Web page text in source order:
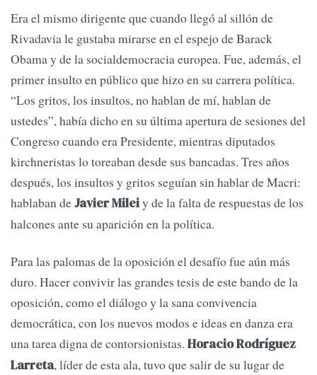
Era el mismo dirigente que cuando llegó al sillón de
Rivadavia le gustaba mirarse en el espejo de Barack
Obama y de la socialdemocracia europea. Fue, además, el
primer insulto en público que hizo en su carrera política.
“Los gritos, los insultos, no hablan de mí, hablan de
ustedes”, había dicho en su última apertura de sesiones del
Congreso cuando era Presidente, mientras diputados
kirchneristas lo toreaban desde sus bancadas. Tres años
después, los insultos y gritos seguían sin hablar de Macri:
hablaban deJavier Mileiy de la falta de respuestas de los
halcones ante su aparición en la política.
Para las palomas de la oposición el desafío fue aún más
duro. Hacer convivir las grandes tesis de este bando de la
oposición, como el diálogo y la sana convivencia
democrática, con los nuevos modos e ideas en danza era
una tarea digna de contorsionistas. Horacio Rodríguez
Larreta, líder de esta ala, tuvo que salir de su lugar de